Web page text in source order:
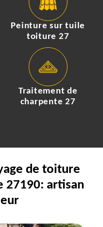
Peinture sur tuile
toiture 27
Traitement de
charpente 27
de toiture
27190: artisan